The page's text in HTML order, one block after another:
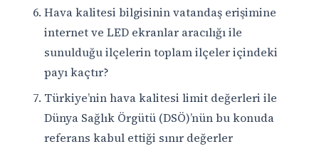
Hava kalitesi bilgisinin vatandaş erişimine
internet ve LED ekranlar aracılığı ile
sunulduğu ilçelerin toplam ilçeler içindeki
payı kaçtır?
Türkiye’nin hava kalitesi limit değerleri ile
Dünya Sağlık Örgütü (DSÖ)’nün bu konuda
referans kabul ettiği sınır değerler